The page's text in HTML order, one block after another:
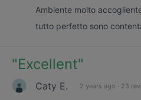
Ambiente molto
tutto perfetto sono
"Excellent"
Caty E. 2 years ago · 23